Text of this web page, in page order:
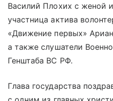
Василий Плохих с женой
участница актива
«Движение первых»
а также слушатели
Генштаба ВС РФ.
Глава государства